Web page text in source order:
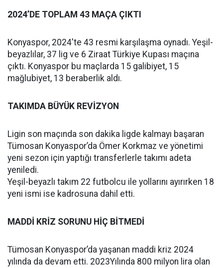
2024’DE TOPLAM 43 MAÇA ÇIKTI
Konyaspor, 2024'te 43 resmi karşılaşma oynadı. Yeşil-
beyazlılar, 37 lig ve 6 Ziraat Türkiye Kupası maçına
çıktı. Konyaspor bu maçlarda 15 galibiyet, 15
mağlubiyet, 13 beraberlik aldı.
TAKIMDA BÜYÜK REVİZYON
Ligin son maçında son dakika ligde kalmayı başaran
Tümosan Konyaspor’da Ömer Korkmaz ve yönetimi
yeni sezon için yaptığı transferlerle takımı adeta
yeniledi.
Yeşil-beyazlı takım 22 futbolcu ile yollarını ayırırken 18
yeni ismi ise kadrosuna dahil etti.
MADDİ KRİZ SORUNU HİÇ BİTMEDİ
Tümosan Konyaspor’da yaşanan maddi kriz 2024
yılında da devam etti. 2023Yılında 800 milyon lira olan